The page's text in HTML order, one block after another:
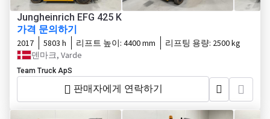
Jungheinrich EFG 425 K
가격 문의하기
2017 5803 h 리프트 높이: 4400 mm 리프팅 용량: 2500 kg
덴마크, Varde
Team Truck ApS
판매자에게 연락하기